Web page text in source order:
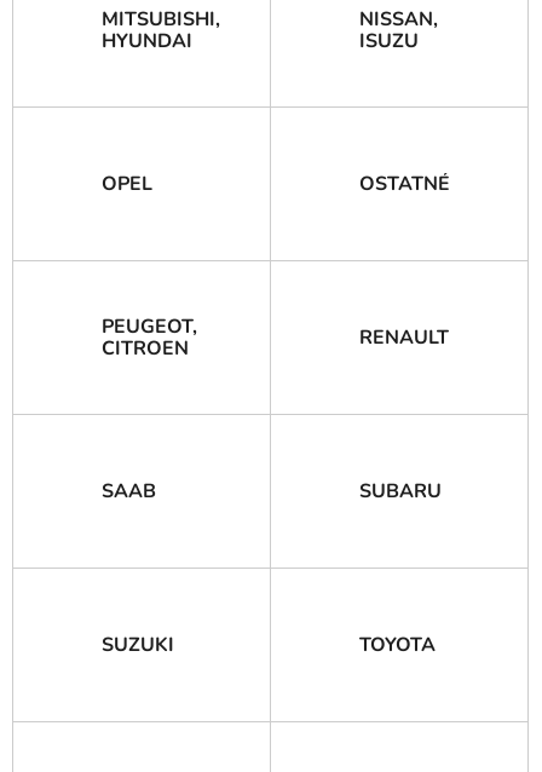
MITSUBISHI,
HYUNDAI
NISSAN,
ISUZU
OPEL OSTATNÉ
PEUGEOT,
CITROEN
RENAULT
SAAB SUBARU
SUZUKI TOYOTA